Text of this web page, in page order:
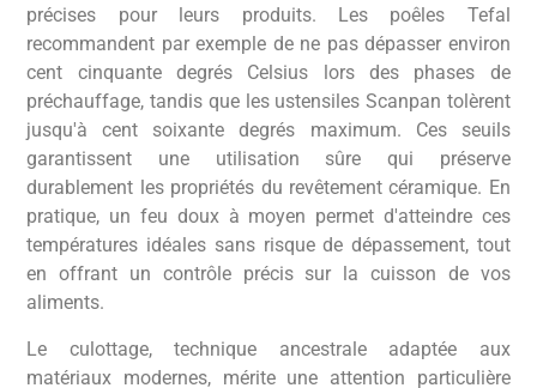
précises pour leurs produits. Les poêles Tefal
recommandent par exemple de ne pas dépasser environ
cent cinquante degrés Celsius lors des phases de
préchauffage, tandis que les ustensiles Scanpan tolèrent
jusqu'à cent soixante degrés maximum. Ces seuils
garantissent une utilisation sûre qui préserve
durablement les propriétés du revêtement céramique. En
pratique, un feu doux à moyen permet d'atteindre ces
températures idéales sans risque de dépassement, tout
en offrant un contrôle précis sur la cuisson de vos
aliments.
Le culottage, technique ancestrale adaptée aux
matériaux modernes, mérite une attention particulière